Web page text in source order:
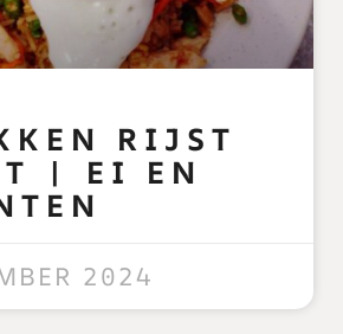
RIJST
| EI EN
2024